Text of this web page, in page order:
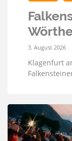
3. August 2026
Klagenfurt